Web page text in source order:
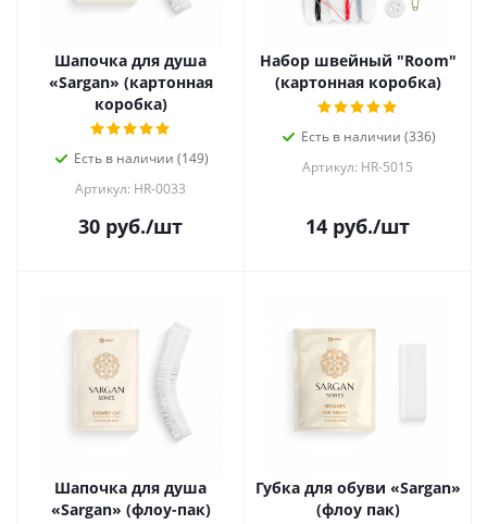
Шапочка для душа
«Sargan» (картонная
коробка)
Есть в наличии (149)
Артикул: HR-0033
30 руб./шт
Набор швейный "Room"
(картонная коробка)
Есть в наличии (336)
Артикул: HR-5015
14 руб./шт
Шапочка для душа
«Sargan» (флоу-пак)
Губка для обуви «Sargan»
(флоу пак)